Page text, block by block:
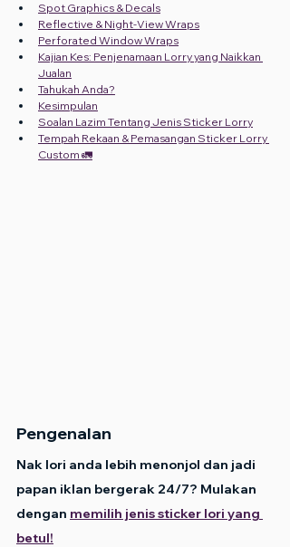
Spot Graphics & Decals
Reflective & Night-View Wraps
Perforated Window Wraps
Kajian Kes: Penjenamaan Lorry yang Naikkan
Jualan
Tahukah Anda?
Kesimpulan
Soalan Lazim Tentang Jenis Sticker Lorry
Tempah Rekaan & Pemasangan Sticker Lorry
Custom 🚛
Pengenalan
Nak lori anda lebih menonjol dan jadi
papan iklan bergerak 24/7? Mulakan
dengan memilih jenis sticker lori yang
betul!